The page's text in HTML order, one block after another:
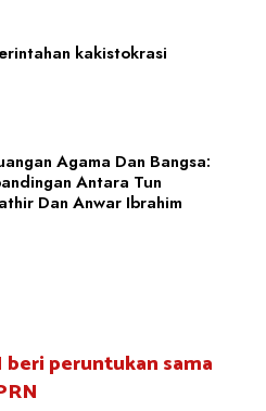
kakistokrasi
Agama Dan Bangsa:
Antara Tun
Dan Anwar Ibrahim
beri peruntukan sama